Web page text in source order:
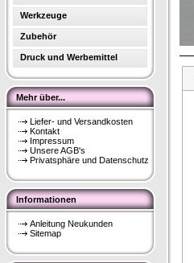
Werkzeuge
Zubehör
Druck und Werbemittel
Mehr über...
Liefer- und Versandkosten
Kontakt
Impressum
Unsere AGB's
Privatsphäre und Datenschutz
Informationen
Anleitung Neukunden
Sitemap